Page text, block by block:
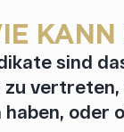
KANN
sind
vertreten,
oder